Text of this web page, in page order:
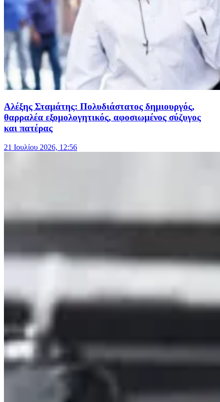
Αλέξης Σταμάτης: Πολυδιάστατος δημιουργός,
θαρραλέα εξομολογητικός, αφοσιωμένος σύζυγος
και πατέρας
21 Ιουλίου 2026, 12:56